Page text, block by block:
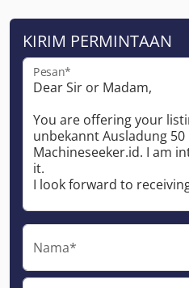
KIRIM PERMINTAAN
Pesan*
Nama*